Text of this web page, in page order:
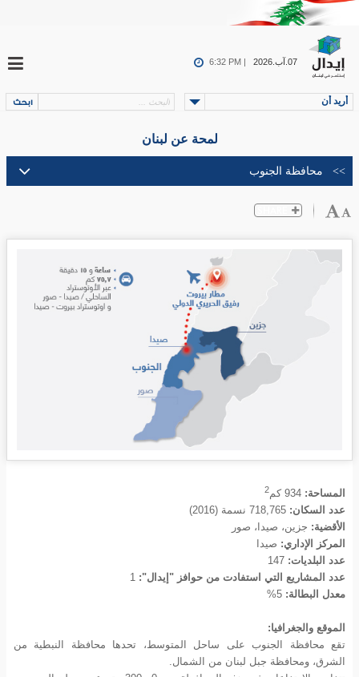
07.آب.2026 6:32 PM |
أريد أن
لمحة عن لبنان
المساحة: 934 كم2
عدد السكان: 718,765 نسمة (2016)
الأقضية: جزين، صيدا، صور
المركز الإداري: صيدا
عدد البلديات: 147
عدد المشاريع التي استفادت من حوافز "إيدال":
معدل البطالة: 5%
الموقع والجغرافيا:
تقع محافظة الجنوب على ساحل المتوسط، تحدها محافظة النبطية من
الشرق، ومحافظة جبل لبنان من الشمال.